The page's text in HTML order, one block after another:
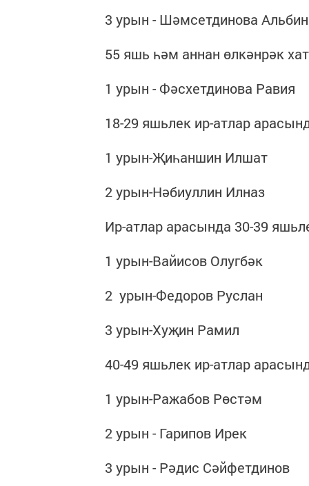
3 урын - Шәмсетдинова
55 яшь һәм аннан өлкәнрәк
1 урын - Фәсхетдинова Равия
18-29 яшьлек ир-атлар
1 урын-Җиһаншин Илшат
2 урын-Нәбиуллин Илназ
Ир-атлар арасында 30-39
1 урын-Вайисов Олугбәк
2 урын-Федоров Руслан
3 урын-Хуҗин Рамил
40-49 яшьлек ир-атлар
1 урын-Ражабов Рөстәм
2 урын - Гарипов Ирек
3 урын - Рәдис Сәйфетдинов